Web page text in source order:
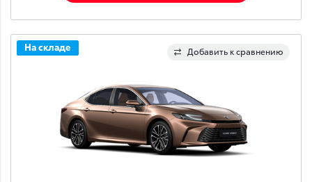
Добавить к сравнению
На складе